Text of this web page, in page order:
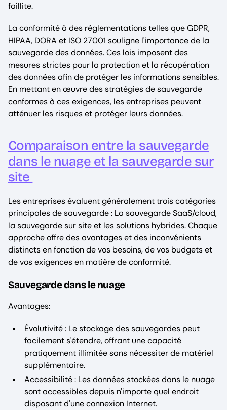
faillite.
La conformité à des réglementations telles que GDPR,
HIPAA, DORA et ISO 27001 souligne l'importance de la
sauvegarde des données. Ces lois imposent des
mesures strictes pour la protection et la récupération
des données afin de protéger les informations sensibles.
En mettant en œuvre des stratégies de sauvegarde
conformes à ces exigences, les entreprises peuvent
atténuer les risques et protéger leurs données.
Comparaison entre la sauvegarde
dans le nuage et la sauvegarde sur
site
Les entreprises évaluent généralement trois catégories
principales de sauvegarde : La sauvegarde SaaS/cloud,
la sauvegarde sur site et les solutions hybrides. Chaque
approche offre des avantages et des inconvénients
distincts en fonction de vos besoins, de vos budgets et
de vos exigences en matière de conformité.
Sauvegarde dans le nuage
Avantages:
Évolutivité : Le stockage des sauvegardes peut
facilement s'étendre, offrant une capacité
pratiquement illimitée sans nécessiter de matériel
supplémentaire.
Accessibilité : Les données stockées dans le nuage
sont accessibles depuis n'importe quel endroit
disposant d'une connexion Internet.